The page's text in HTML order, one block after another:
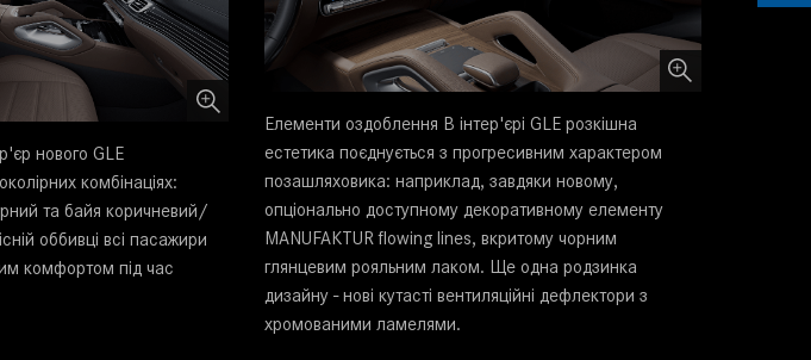
нового GLE
комбінаціях:
та байя коричневий/
оббивці всі пасажири
комфортом під час
Елементи оздоблення В інтер'єрі GLE розкішна
естетика поєднується з прогресивним характером
позашляховика: наприклад, завдяки новому,
опціонально доступному декоративному елементу
MANUFAKTUR flowing lines, вкритому чорним
глянцевим рояльним лаком. Ще одна родзинка
дизайну - нові кутасті вентиляційні дефлектори з
хромованими ламелями.